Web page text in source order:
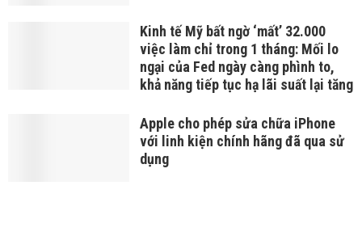
Kinh tế Mỹ bất ngờ ‘mất’ 32.000
việc làm chỉ trong 1 tháng: Mối lo
ngại của Fed ngày càng phình to,
khả năng tiếp tục hạ lãi suất lại tăng
Apple cho phép sửa chữa iPhone
với linh kiện chính hãng đã qua sử
dụng